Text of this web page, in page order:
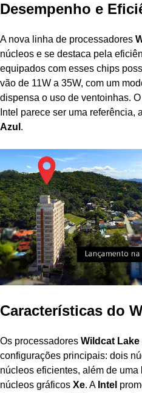
Desempenho e
A nova linha de processadores
núcleos e se destaca pela
equipados com esses chips
vão de 11W a 35W, com um
dispensa o uso de ventoinhas.
Intel parece ser uma referência,
Azul .
Características do
Os processadores Wildcat Lake
configurações principais: dois
núcleos eficientes, além de uma
núcleos gráficos Xe. A Intel